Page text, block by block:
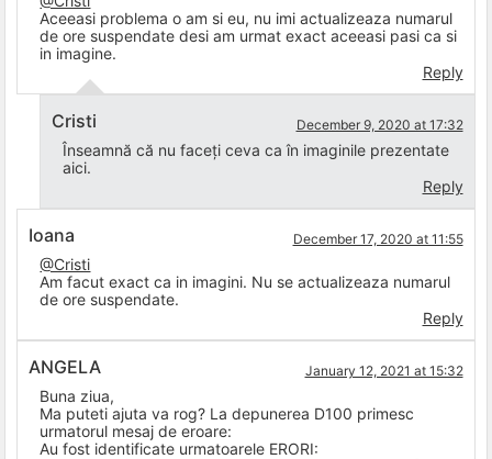
Aceeasi problema o am si eu, nu imi actualizeaza numarul
de ore suspendate desi am urmat exact aceeasi pasi ca si
in imagine.
Reply
Cristi December 9, 2020 at 17:32
Înseamnă că nu faceți ceva ca în imaginile prezentate
aici.
Reply
Ioana December 17, 2020 at 11:55
@Cristi
Am facut exact ca in imagini. Nu se actualizeaza numarul
de ore suspendate.
Reply
ANGELA January 12, 2021 at 15:32
Buna ziua,
Ma puteti ajuta va rog? La depunerea D100 primesc
urmatorul mesaj de eroare:
Au fost identificate urmatoarele ERORI: